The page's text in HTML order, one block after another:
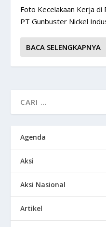
Foto Kecelakaan Kerja di
PT Gunbuster Nickel
BACA SELENGKAPNYA
Agenda
Aksi
Aksi Nasional
Artikel